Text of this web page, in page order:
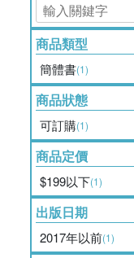
商品類型
簡體書(1)
商品狀態
可訂購(1)
商品定價
$199以下(1)
出版日期
2017年以前(1)